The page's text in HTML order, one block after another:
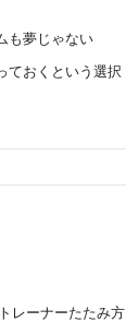
も夢じゃない
ておくという選択
レーナーたたみ方